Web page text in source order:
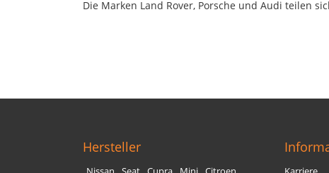
Die Marken Land Rover, Porsche und Audi teilen
Hersteller